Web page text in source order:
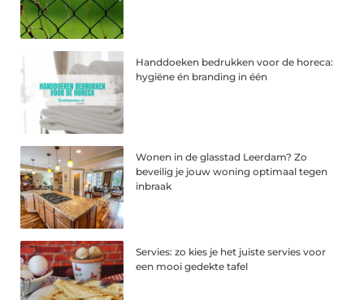
Handdoeken bedrukken voor de horeca:
hygiëne én branding in één
Wonen in de glasstad Leerdam? Zo
beveilig je jouw woning optimaal tegen
inbraak
Servies: zo kies je het juiste servies voor
een mooi gedekte tafel